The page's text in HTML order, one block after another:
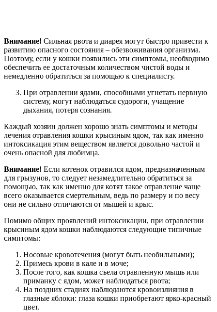
Внимание! Сильная рвота и диарея могут быстро привести к
развитию опасного состояния – обезвоживания организма.
Поэтому, если у кошки появились эти симптомы, необходимо
обеспечить ее достаточным количеством чистой воды и
немедленно обратиться за помощью к специалисту.
При отравлении ядами, способными угнетать нервную
систему, могут наблюдаться судороги, учащение
дыхания, потеря сознания.
Каждый хозяин должен хорошо знать симптомы и методы
лечения отравления кошки крысиным ядом, так как именно
интоксикация этим веществом является довольно частой и
очень опасной для любимца.
Внимание! Если котенок отравился ядом, предназначенным
для грызунов, то следует незамедлительно обратиться за
помощью, так как именно для котят такое отравление чаще
всего оказывается смертельным, ведь по размеру и по весу
они не сильно отличаются от мышей и крыс.
Помимо общих проявлений интоксикации, при отравлении
крысиным ядом кошки наблюдаются следующие типичные
симптомы:
Носовые кровотечения (могут быть необильными);
Примесь крови в кале и в моче;
После того, как кошка съела отравленную мышь или
приманку с ядом, может наблюдаться рвота;
На поздних стадиях наблюдаются кровоизлияния в
глазные яблоки: глаза кошки приобретают ярко-красный
цвет.